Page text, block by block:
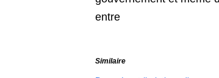
entre
Similaire